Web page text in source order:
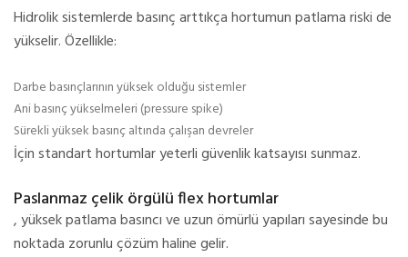
Hidrolik sistemlerde basınç arttıkça hortumun patlama riski de
yükselir. Özellikle:
Darbe basınçlarının yüksek olduğu sistemler
Ani basınç yükselmeleri (pressure spike)
Sürekli yüksek basınç altında çalışan devreler
İçin standart hortumlar yeterli güvenlik katsayısı sunmaz.
Paslanmaz çelik örgülü flex hortumlar
, yüksek patlama basıncı ve uzun ömürlü yapıları sayesinde bu
noktada zorunlu çözüm haline gelir.